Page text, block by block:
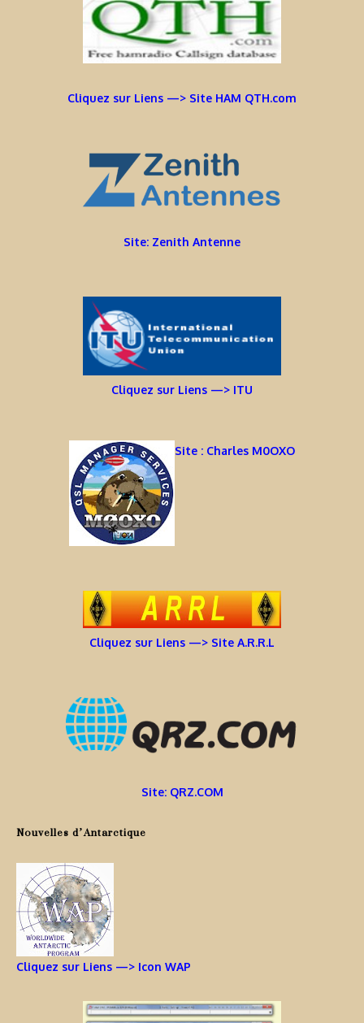
Cliquez sur Liens —> Site HAM QTH.com
Site: Zenith Antenne
Cliquez sur Liens —> ITU
Site : Charles M0OXO
Cliquez sur Liens —> Site A.R.R.L
Site: QRZ.COM
Nouvelles d’Antarctique
Cliquez sur Liens —> Icon WAP